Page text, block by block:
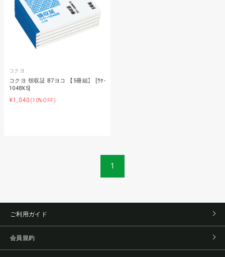
コクヨ
コクヨ 領収証 B7ヨコ 【5冊組】 [ｳｹ-
1048X5]
¥1,040 (10%OFF)
1
ご利用ガイド
会員規約